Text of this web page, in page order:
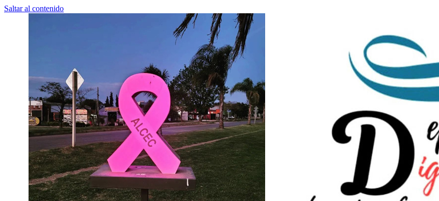
Saltar al contenido